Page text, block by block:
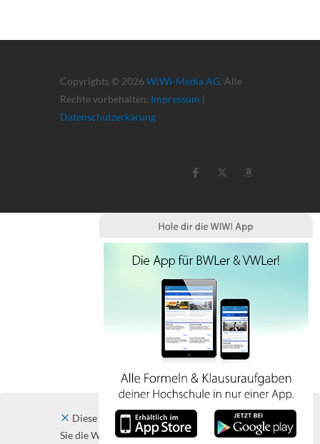
Copyrights © 2026 WiWi-Media AG. Alle
Rechte vorbehalten. Impressum |
Datenschutzerkärung
Diese Website verwendet Cookies. Indem
Sie die Website und ihre Angebote nutzen